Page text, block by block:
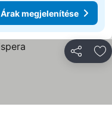
Árak megjelenítése